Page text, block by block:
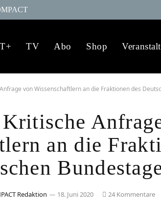
TV Abo Shop
von Wissenschaftlern an die Fraktionen des
an die
Redaktion 18. Juni 2020 24 Kommentare